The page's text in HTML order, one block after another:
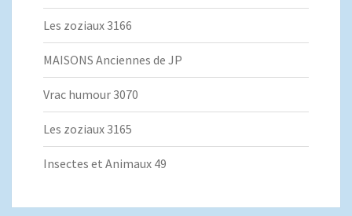
Les zoziaux 3166
MAISONS Anciennes de JP
Vrac humour 3070
Les zoziaux 3165
Insectes et Animaux 49